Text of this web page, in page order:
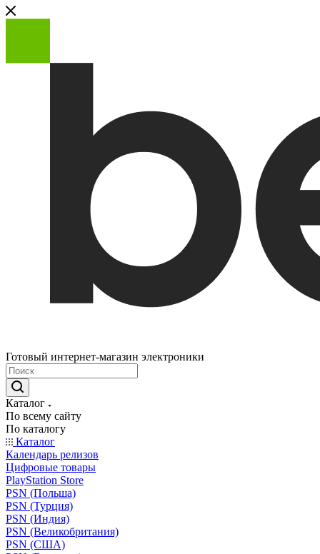
Готовый интернет-магазин электроники
Каталог
По всему сайту
По каталогу
Каталог
Календарь релизов
Цифровые товары
PlayStation Store
PSN (Польша)
PSN (Турция)
PSN (Индия)
PSN (Великобритания)
PSN (США)